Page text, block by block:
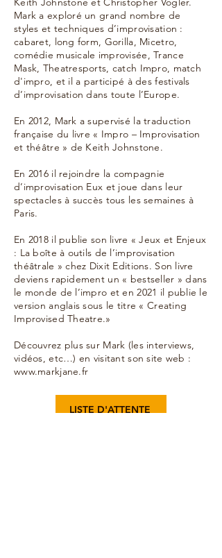
Mark a exploré un grand nombre de
styles et techniques d’improvisation :
cabaret, long form, Gorilla, Micetro,
comédie musicale improvisée, Trance
Mask, Theatresports, catch Impro, match
d'impro, et il a participé à des festivals
d’improvisation dans toute l’Europe.
En 2012, Mark a supervisé la traduction
française du livre « Impro – Improvisation
et théâtre » de Keith Johnstone.
En 2016 il rejoindre la compagnie
d’improvisation Eux et joue dans leur
spectacles à succès tous les semaines à
Paris.
En 2018 il publie son livre « Jeux et Enjeux
: La boîte à outils de l’improvisation
théâtrale » chez Dixit Editions. Son livre
deviens rapidement un « bestseller » dans
le monde de l’impro et en 2021 il publie le
version anglais sous le titre « Creating
Improvised Theatre.»
Découvrez plus sur Mark (les interviews,
vidéos, etc…) en visitant son site web :
www.markjane.fr
LISTE D'ATTENTE